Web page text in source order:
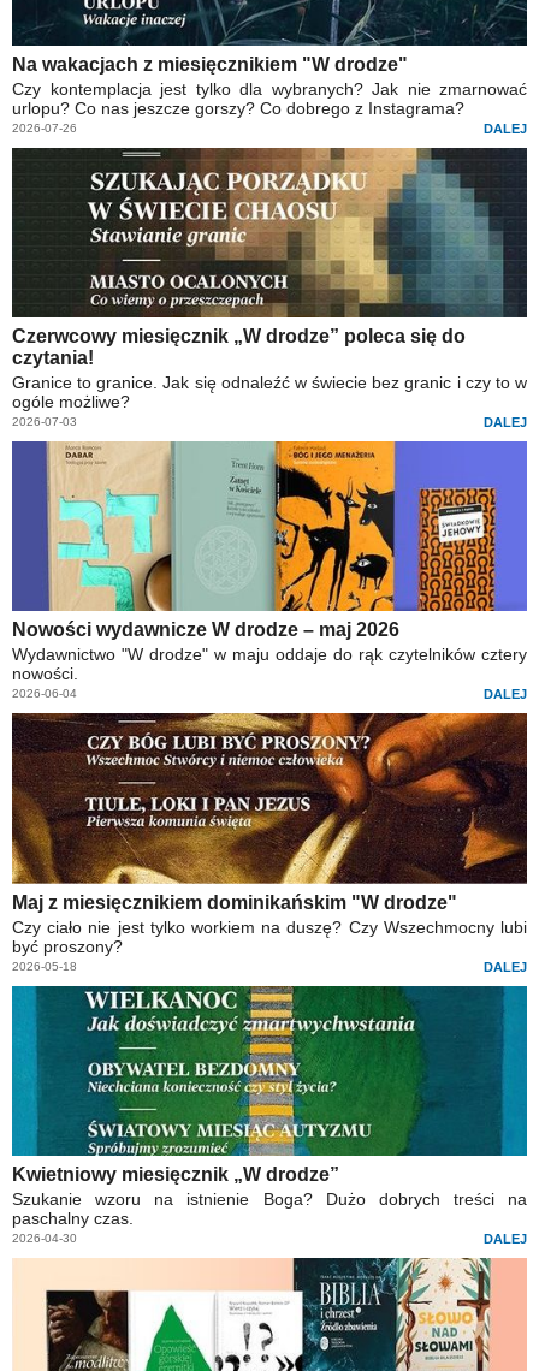
Na wakacjach z miesięcznikiem "W drodze"
Czy kontemplacja jest tylko dla wybranych? Jak nie zmarnować
urlopu? Co nas jeszcze gorszy? Co dobrego z Instagrama?
2026-07-26 DALEJ
Czerwcowy miesięcznik „W drodze” poleca się do
czytania!
Granice to granice. Jak się odnaleźć w świecie bez granic i czy to w
ogóle możliwe?
2026-07-03 DALEJ
Nowości wydawnicze W drodze – maj 2026
Wydawnictwo "W drodze" w maju oddaje do rąk czytelników cztery
nowości.
2026-06-04 DALEJ
Maj z miesięcznikiem dominikańskim "W drodze"
Czy ciało nie jest tylko workiem na duszę? Czy Wszechmocny lubi
być proszony?
2026-05-18 DALEJ
Kwietniowy miesięcznik „W drodze”
Szukanie wzoru na istnienie Boga? Dużo dobrych treści na
paschalny czas.
2026-04-30 DALEJ